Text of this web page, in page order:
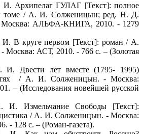
Архипелаг ГУЛАГ [Текст]: полное
томе / А. И. Солженицын; ред. Н. Д.
АЛЬФА-КНИГА, 2010. - 1279
В круге первом [Текст]: роман / А.
АСТ, 2010. - 766 с. – (Золотая
Двести лет вместе (1795- 1995)
/ А. И. Солженицын. - Москва:
– (Исследования новейшей русской
И. Измельчание Свободы [Текст]:
/ А. И. Солженицын. - Москва:
- 128 с. – (Роман-газета).